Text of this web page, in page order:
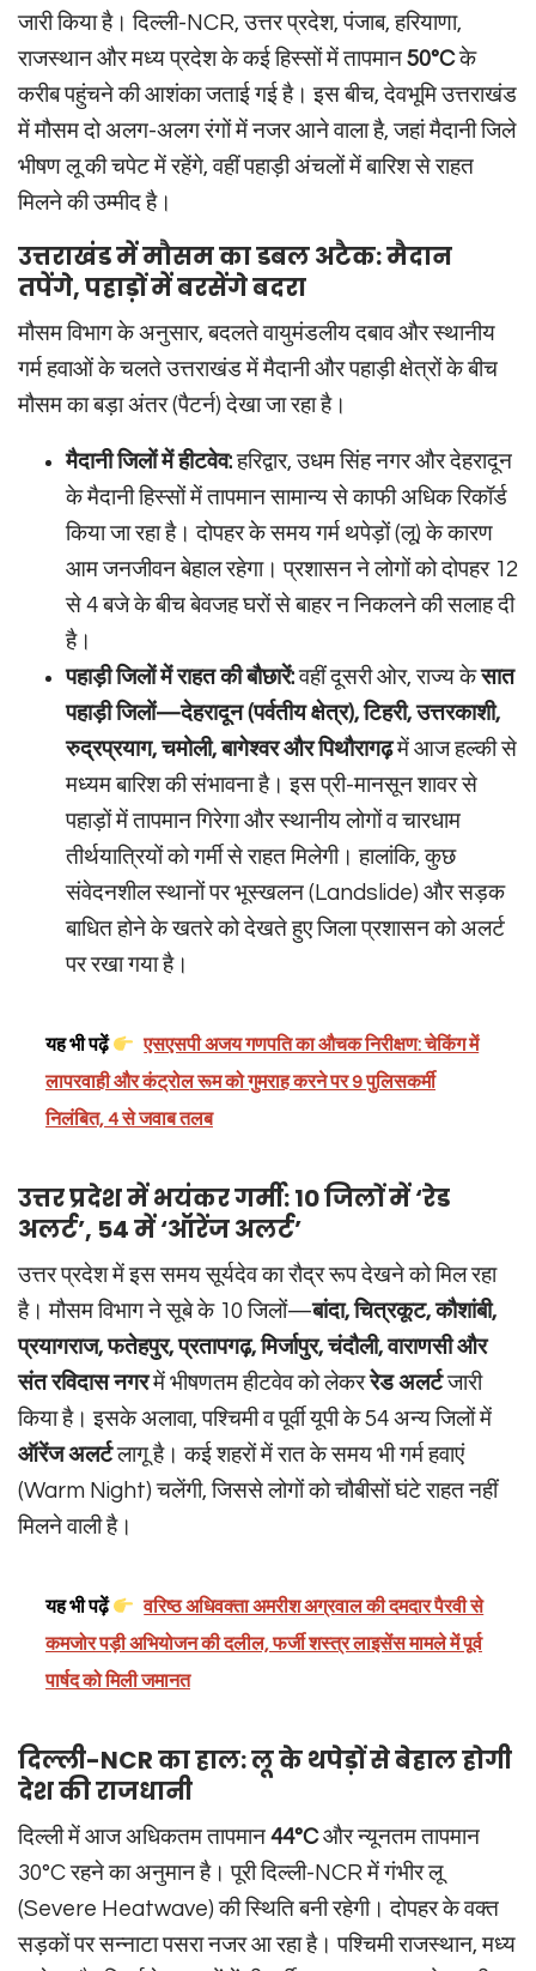
जारी किया है। दिल्ली-NCR, उत्तर प्रदेश, पंजाब, हरियाणा,
राजस्थान और मध्य प्रदेश के कई हिस्सों में तापमान 50°Cके
करीब पहुंचने की आशंका जताई गई है। इस बीच, देवभूमि उत्तराखंड
में मौसम दो अलग-अलग रंगों में नजर आने वाला है, जहां मैदानी जिले
भीषण लू की चपेट में रहेंगे, वहीं पहाड़ी अंचलों में बारिश से राहत
मिलने की उम्मीद है।
उत्तराखंड में मौसम का डबल अटैक: मैदान
तपेंगे, पहाड़ों में बरसेंगे बदरा
मौसम विभाग के अनुसार, बदलते वायुमंडलीय दबाव और स्थानीय
गर्म हवाओं के चलते उत्तराखंड में मैदानी और पहाड़ी क्षेत्रों के बीच
मौसम का बड़ा अंतर (पैटर्न) देखा जा रहा है।
मैदानी जिलों में हीटवेव:हरिद्वार, उधम सिंह नगर और देहरादून
के मैदानी हिस्सों में तापमान सामान्य से काफी अधिक रिकॉर्ड
किया जा रहा है। दोपहर के समय गर्म थपेड़ों (लू) के कारण
आम जनजीवन बेहाल रहेगा। प्रशासन ने लोगों को दोपहर 12
से 4 बजे के बीच बेवजह घरों से बाहर न निकलने की सलाह दी
है।
पहाड़ी जिलों में राहत की बौछारें:वहीं दूसरी ओर, राज्य केसात
पहाड़ी जिलों—देहरादून (पर्वतीय क्षेत्र), टिहरी, उत्तरकाशी,
रुद्रप्रयाग, चमोली, बागेश्वर और पिथौरागढ़में आज हल्की से
मध्यम बारिश की संभावना है। इस प्री-मानसून शावर से
पहाड़ों में तापमान गिरेगा और स्थानीय लोगों व चारधाम
तीर्थयात्रियों को गर्मी से राहत मिलेगी। हालांकि, कुछ
संवेदनशील स्थानों पर भूस्खलन (Landslide) और सड़क
बाधित होने के खतरे को देखते हुए जिला प्रशासन को अलर्ट
पर रखा गया है।
यह भी पढ़ें
एसएसपी अजय गणपति का औचक निरीक्षण: चेकिंग में
लापरवाही और कंट्रोल रूम को गुमराह करने पर 9 पुलिसकर्मी
निलंबित, 4 से जवाब तलब
उत्तर प्रदेश में भयंकर गर्मी: 10 जिलों में ‘रेड
अलर्ट’, 54 में ‘ऑरेंज अलर्ट’
उत्तर प्रदेश में इस समय सूर्यदेव का रौद्र रूप देखने को मिल रहा
है। मौसम विभाग ने सूबे के 10 जिलों—बांदा, चित्रकूट, कौशांबी,
प्रयागराज, फतेहपुर, प्रतापगढ़, मिर्जापुर, चंदौली, वाराणसी और
संत रविदास नगरमें भीषणतम हीटवेव को लेकररेड अलर्टजारी
किया है। इसके अलावा, पश्चिमी व पूर्वी यूपी के 54 अन्य जिलों में
ऑरेंज अलर्टलागू है। कई शहरों में रात के समय भी गर्म हवाएं
(Warm Night) चलेंगी, जिससे लोगों को चौबीसों घंटे राहत नहीं
मिलने वाली है।
यह भी पढ़ें
वरिष्ठ अधिवक्ता अमरीश अग्रवाल की दमदार पैरवी से
कमजोर पड़ी अभियोजन की दलील, फर्जी शस्त्र लाइसेंस मामले में पूर्व
पार्षद को मिली जमानत
दिल्ली-NCR का हाल: लू के थपेड़ों से बेहाल होगी
देश की राजधानी
दिल्ली में आज अधिकतम तापमान 44°Cऔर न्यूनतम तापमान
30°C रहने का अनुमान है। पूरी दिल्ली-NCR में गंभीर लू
(Severe Heatwave) की स्थिति बनी रहेगी। दोपहर के वक्त
सड़कों पर सन्नाटा पसरा नजर आ रहा है। पश्चिमी राजस्थान, मध्य